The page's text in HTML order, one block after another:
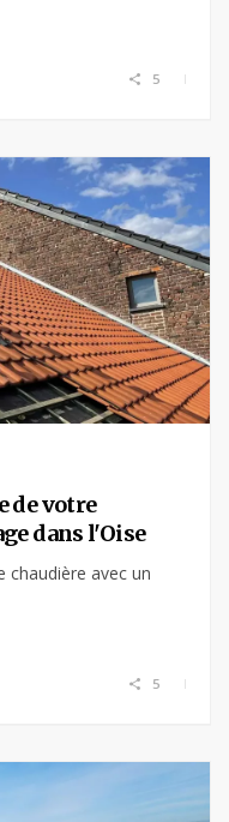
5
de votre
dans l'Oise
chaudière avec un
5